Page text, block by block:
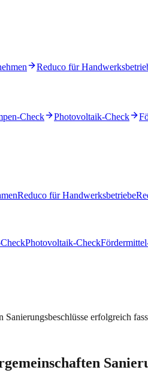
Reduco für
Check Photovoltaik-Check
Reduco für Handwerksbetriebe
Photovoltaik-Check
erfolgreich